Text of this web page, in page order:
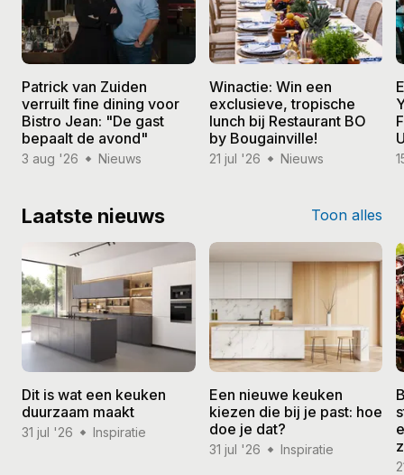
Patrick van Zuiden
verruilt fine dining voor
Bistro Jean: "De gast
bepaalt de avond"
3 aug '26 Nieuws
Winactie: Win een
exclusieve, tropische
lunch bij Restaurant BO
by Bougainville!
21 jul '26 Nieuws
Laatste nieuws Toon alles
Dit is wat een keuken
duurzaam maakt
31 jul '26 Inspiratie
Een nieuwe keuken
kiezen die bij je past: hoe
doe je dat?
31 jul '26 Inspiratie